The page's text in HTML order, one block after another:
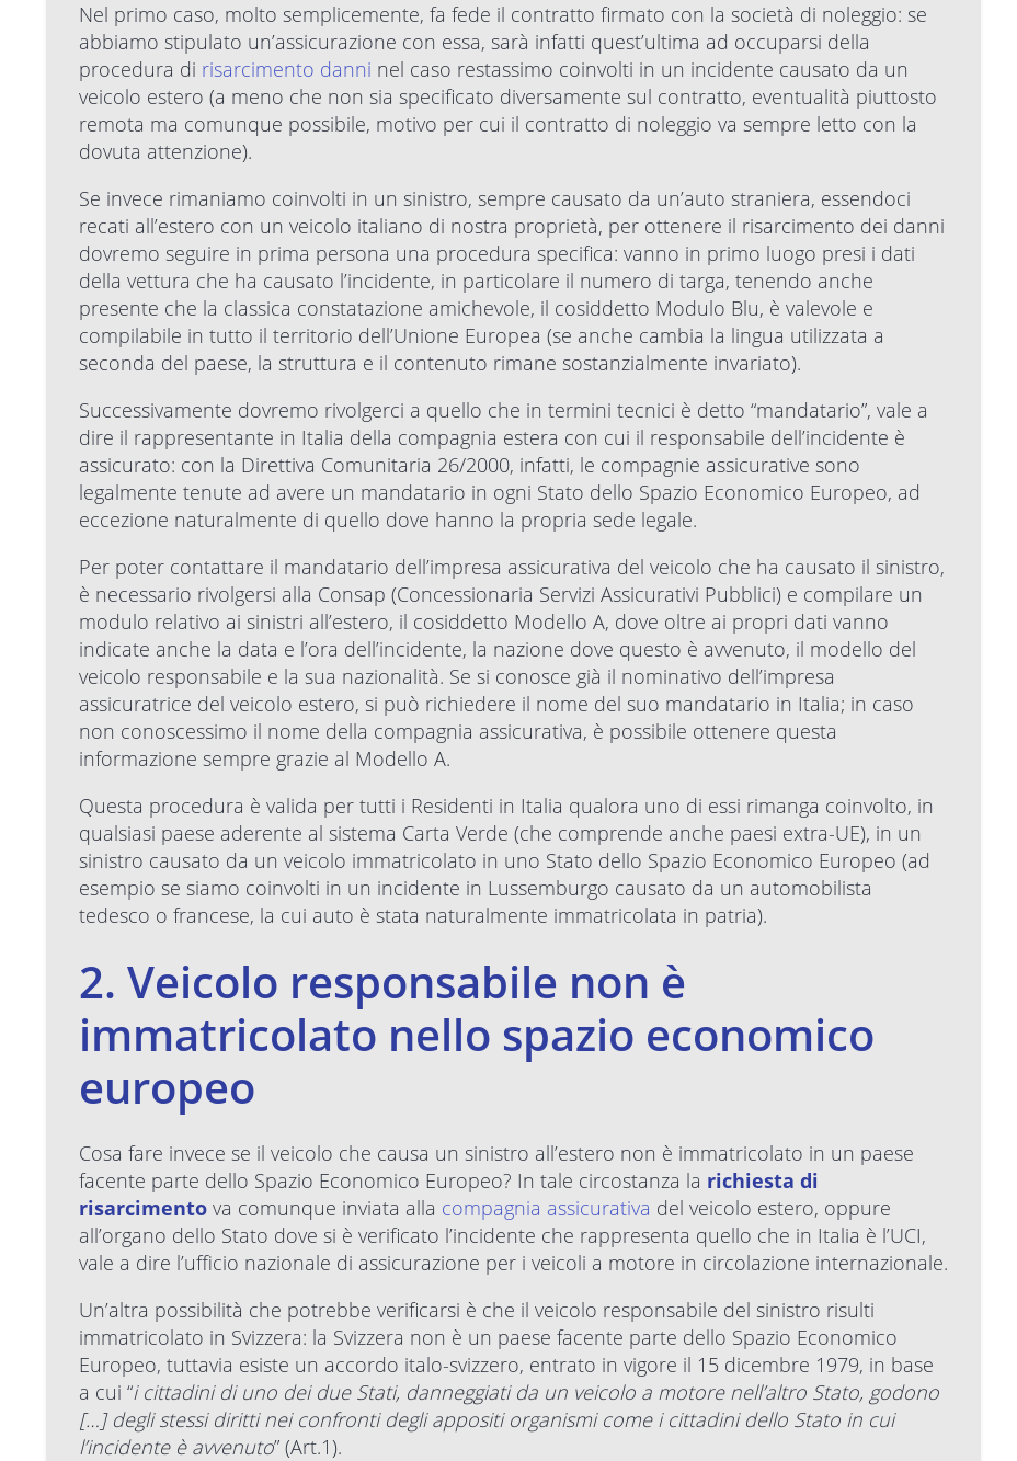
Nel primo caso, molto semplicemente, fa fede il contratto firmato con la società di noleggio: se
abbiamo stipulato un’assicurazione con essa, sarà infatti quest’ultima ad occuparsi della
procedura di risarcimento danni nel caso restassimo coinvolti in un incidente causato da un
veicolo estero (a meno che non sia specificato diversamente sul contratto, eventualità piuttosto
remota ma comunque possibile, motivo per cui il contratto di noleggio va sempre letto con la
dovuta attenzione).
Se invece rimaniamo coinvolti in un sinistro, sempre causato da un’auto straniera, essendoci
recati all’estero con un veicolo italiano di nostra proprietà, per ottenere il risarcimento dei danni
dovremo seguire in prima persona una procedura specifica: vanno in primo luogo presi i dati
della vettura che ha causato l’incidente, in particolare il numero di targa, tenendo anche
presente che la classica constatazione amichevole, il cosiddetto Modulo Blu, è valevole e
compilabile in tutto il territorio dell’Unione Europea (se anche cambia la lingua utilizzata a
seconda del paese, la struttura e il contenuto rimane sostanzialmente invariato).
Successivamente dovremo rivolgerci a quello che in termini tecnici è detto “mandatario”, vale a
dire il rappresentante in Italia della compagnia estera con cui il responsabile dell’incidente è
assicurato: con la Direttiva Comunitaria 26/2000, infatti, le compagnie assicurative sono
legalmente tenute ad avere un mandatario in ogni Stato dello Spazio Economico Europeo, ad
eccezione naturalmente di quello dove hanno la propria sede legale.
Per poter contattare il mandatario dell’impresa assicurativa del veicolo che ha causato il sinistro,
è necessario rivolgersi alla Consap (Concessionaria Servizi Assicurativi Pubblici) e compilare un
modulo relativo ai sinistri all’estero, il cosiddetto Modello A, dove oltre ai propri dati vanno
indicate anche la data e l’ora dell’incidente, la nazione dove questo è avvenuto, il modello del
veicolo responsabile e la sua nazionalità. Se si conosce già il nominativo dell’impresa
assicuratrice del veicolo estero, si può richiedere il nome del suo mandatario in Italia; in caso
non conoscessimo il nome della compagnia assicurativa, è possibile ottenere questa
informazione sempre grazie al Modello A.
Questa procedura è valida per tutti i Residenti in Italia qualora uno di essi rimanga coinvolto, in
qualsiasi paese aderente al sistema Carta Verde (che comprende anche paesi extra-UE), in un
sinistro causato da un veicolo immatricolato in uno Stato dello Spazio Economico Europeo (ad
esempio se siamo coinvolti in un incidente in Lussemburgo causato da un automobilista
tedesco o francese, la cui auto è stata naturalmente immatricolata in patria).
2. Veicolo responsabile non è
immatricolato nello spazio economico
europeo
Cosa fare invece se il veicolo che causa un sinistro all’estero non è immatricolato in un paese
facente parte dello Spazio Economico Europeo? In tale circostanza la richiesta di
risarcimento va comunque inviata alla compagnia assicurativa del veicolo estero, oppure
all’organo dello Stato dove si è verificato l’incidente che rappresenta quello che in Italia è l’UCI,
vale a dire l’ufficio nazionale di assicurazione per i veicoli a motore in circolazione internazionale.
Un’altra possibilità che potrebbe verificarsi è che il veicolo responsabile del sinistro risulti
immatricolato in Svizzera: la Svizzera non è un paese facente parte dello Spazio Economico
Europeo, tuttavia esiste un accordo italo-svizzero, entrato in vigore il 15 dicembre 1979, in base
a cui “i cittadini di uno dei due Stati, danneggiati da un veicolo a motore nell’altro Stato, godono
[…] degli stessi diritti nei confronti degli appositi organismi come i cittadini dello Stato in cui
l’incidente è avvenuto” (Art.1).